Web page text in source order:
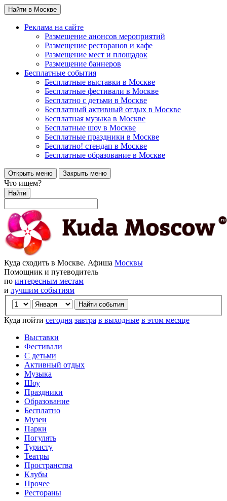
Найти в Москве
Реклама на сайте
Размещение анонсов мероприятий
Размещение ресторанов и кафе
Размещение мест и площадок
Размещение баннеров
Бесплатные события
Бесплатные выставки в Москве
Бесплатные фестивали в Москве
Бесплатно с детьми в Москве
Бесплатный активный отдых в Москве
Бесплатная музыка в Москве
Бесплатные шоу в Москве
Бесплатные праздники в Москве
Бесплатно! стендап в Москве
Бесплатные образование в Москве
Открыть меню Закрыть меню
Что ищем?
Найти
Куда сходить в Москве. Афиша Москвы
Помощник и путеводитель
по интересным местам
и лучшим событиям
Куда пойти сегодня завтра в выходные в этом месяце
Выставки
Фестивали
С детьми
Активный отдых
Музыка
Шоу
Праздники
Образование
Бесплатно
Музеи
Парки
Погулять
Туристу
Театры
Пространства
Клубы
Прочее
Рестораны